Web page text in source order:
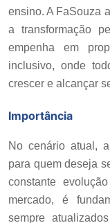
ensino. A FaSouza
a transformação
empenha em
inclusivo, onde
crescer e alcançar
Importância
No cenário atual,
para quem deseja
constante
mercado, é
sempre